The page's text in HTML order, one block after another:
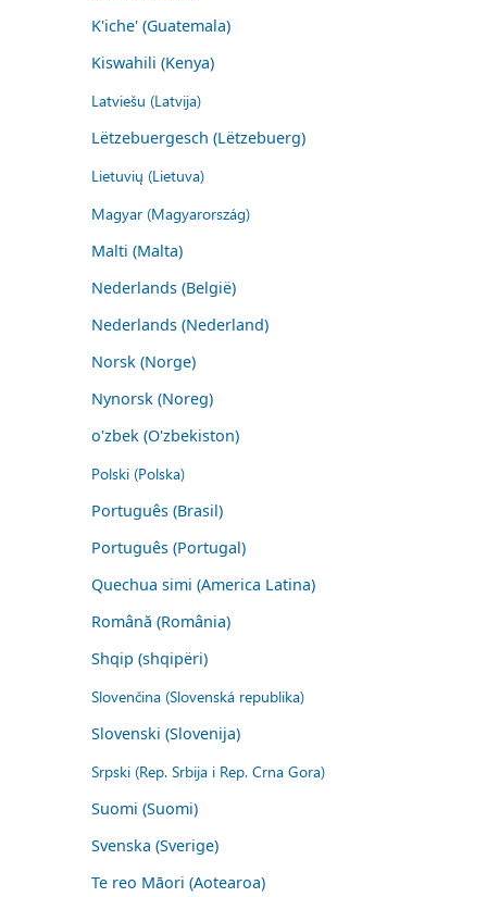
K'iche' (Guatemala)
Kiswahili (Kenya)
Latviešu (Latvija)
Lëtzebuergesch (Lëtzebuerg)
Lietuvių (Lietuva)
Magyar (Magyarország)
Malti (Malta)
Nederlands (België)
Nederlands (Nederland)
Norsk (Norge)
Nynorsk (Noreg)
o'zbek (O'zbekiston)
Polski (Polska)
Português (Brasil)
Português (Portugal)
Quechua simi (America Latina)
Română (România)
Shqip (shqipëri)
Slovenčina (Slovenská republika)
Slovenski (Slovenija)
Srpski (Rep. Srbija i Rep. Crna Gora)
Suomi (Suomi)
Svenska (Sverige)
Te reo Māori (Aotearoa)